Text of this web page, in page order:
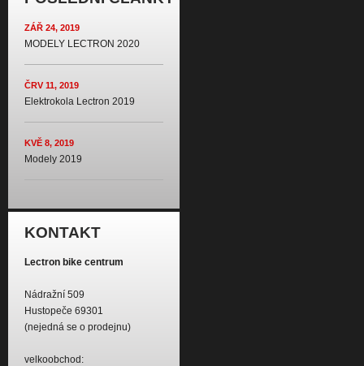
ZÁŘ 24, 2019
MODELY LECTRON 2020
ČRV 11, 2019
Elektrokola Lectron 2019
KVĚ 8, 2019
Modely 2019
KONTAKT
Lectron bike centrum
Nádražní 509
Hustopeče 69301
(nejedná se o prodejnu)
velkoobchod: